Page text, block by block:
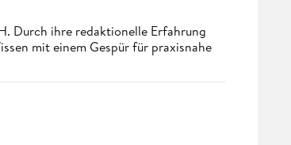
Durch ihre redaktionelle Erfahrung
mit einem Gespür für praxisnahe